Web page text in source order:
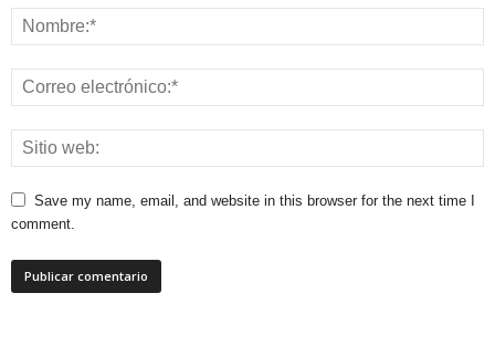
Save my name, email, and website in this browser for the next time I
comment.